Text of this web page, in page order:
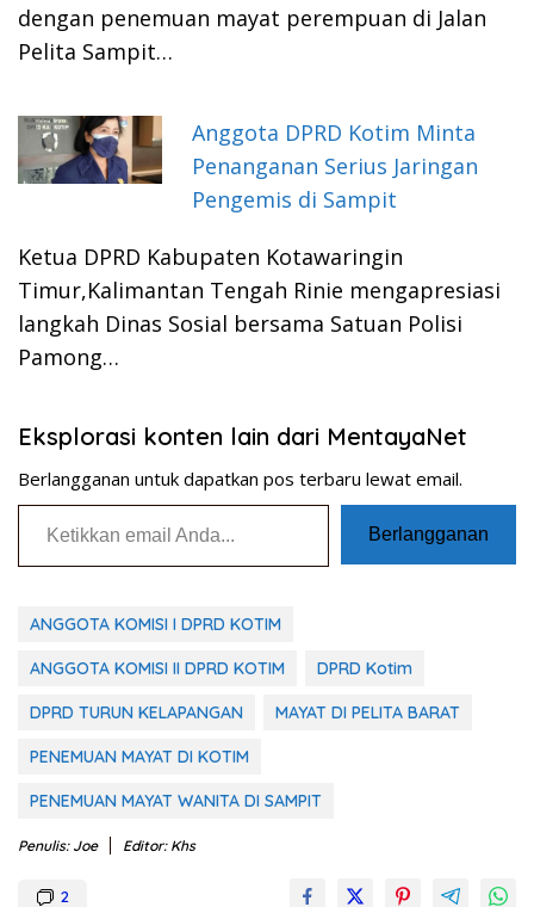
dengan penemuan mayat perempuan di Jalan
Pelita Sampit…
Anggota DPRD Kotim Minta
Penanganan Serius Jaringan
Pengemis di Sampit
Ketua DPRD Kabupaten Kotawaringin
Timur,Kalimantan Tengah Rinie mengapresiasi
langkah Dinas Sosial bersama Satuan Polisi
Pamong…
Eksplorasi konten lain dari MentayaNet
Berlangganan untuk dapatkan pos terbaru lewat email.
Ketikkan email Anda...
Berlangganan
ANGGOTA KOMISI I DPRD KOTIM
ANGGOTA KOMISI II DPRD KOTIM DPRD Kotim
DPRD TURUN KELAPANGAN MAYAT DI PELITA BARAT
PENEMUAN MAYAT DI KOTIM
PENEMUAN MAYAT WANITA DI SAMPIT
Penulis: Joe Editor: Khs
2